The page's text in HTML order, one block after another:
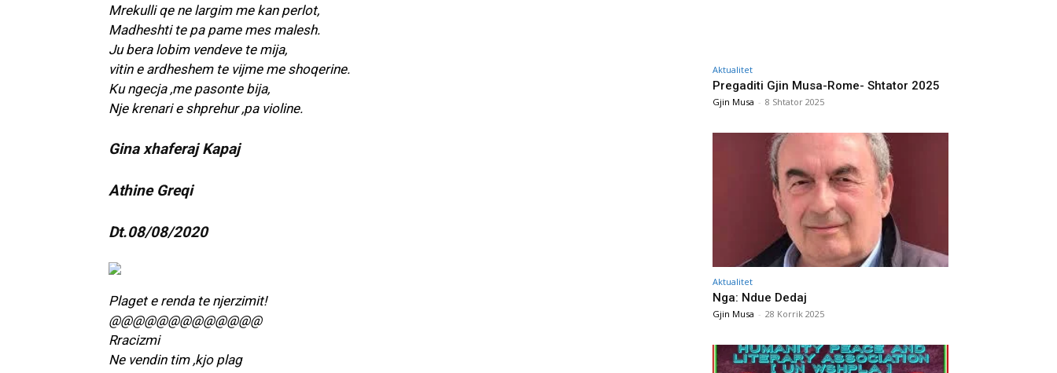
Mrekulli qe ne largim me kan perlot,
Madheshti te pa pame mes malesh.
Ju bera lobim vendeve te mija,
vitin e ardheshem te vijme me shoqerine.
Ku ngecja ,me pasonte bija,
Nje krenari e shprehur ,pa violine.
Gina xhaferaj Kapaj
Athine Greqi
Dt.08/08/2020
Plaget e renda te njerzimit!
@@@@@@@@@@@@@
Rracizmi
Ne vendin tim ,kjo plag
Aktualitet
Pregaditi Gjin Musa-Rome- Shtator 2025
Gjin Musa - 8 Shtator 2025
Aktualitet
Nga: Ndue Dedaj
Gjin Musa - 28 Korrik 2025